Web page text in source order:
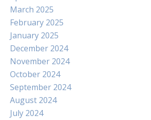
March 2025
February 2025
January 2025
December 2024
November 2024
October 2024
September 2024
August 2024
July 2024